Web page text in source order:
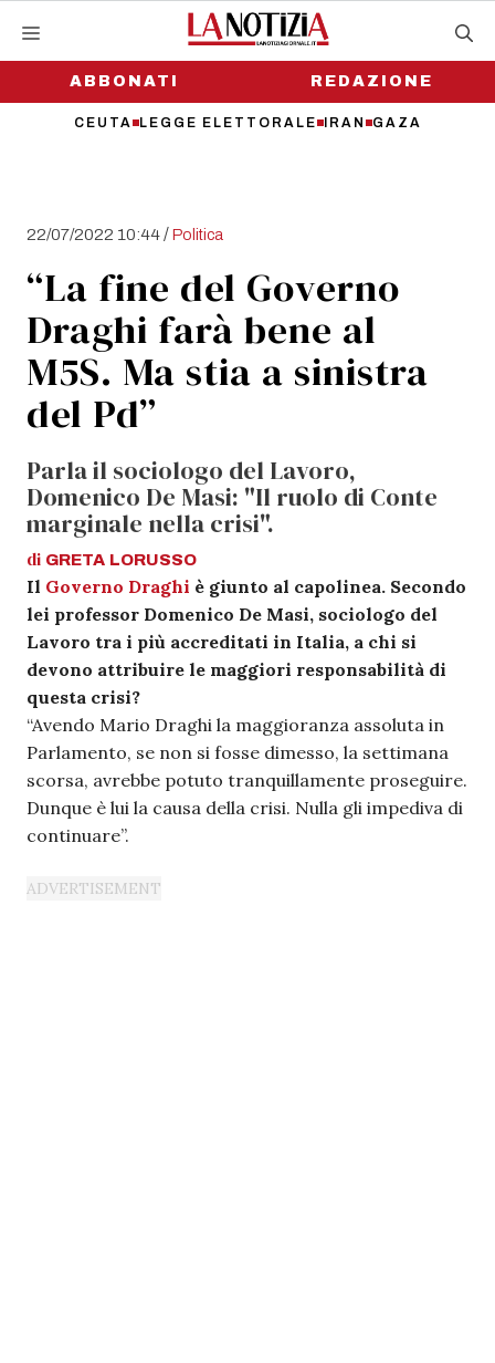
contenutoABBONATI
CEUTA LEGGE ELETTORALE IRAN GAZA
REDAZIONE
22/07/2022 10:44/Politica
“La fine del Governo
Draghi farà bene al
M5S. Ma stia a sinistra
del Pd”
Parla il sociologo del Lavoro,
Domenico De Masi: "Il ruolo di Conte
marginale nella crisi".
di GRETA LORUSSO
Il Governo Draghi è giunto al capolinea. Secondo
lei professor Domenico De Masi, sociologo del
Lavoro tra i più accreditati in Italia, a chi si
devono attribuire le maggiori responsabilità di
questa crisi?
“Avendo Mario Draghi la maggioranza assoluta in
Parlamento, se non si fosse dimesso, la settimana
scorsa, avrebbe potuto tranquillamente proseguire.
Dunque è lui la causa della crisi. Nulla gli impediva di
continuare”.